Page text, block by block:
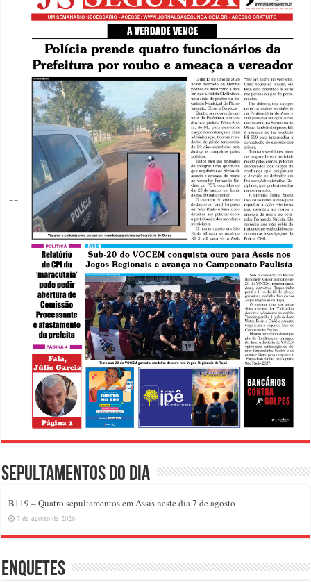
Sepultamentos do dia
B119 – Quatro sepultamentos em Assis neste dia 7 de agosto
7 de agosto de 2026
Enquetes